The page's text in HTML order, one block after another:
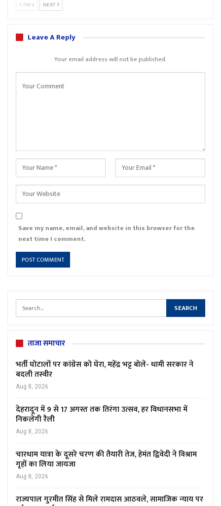
PREV NEXT
Leave A Reply
Your email address will not be published.
Save my name, email, and website in this browser for the
next time I comment.
ताजा समाचार
भर्ती घोटालों पर कांग्रेस को घेरा, महेंद्र भट्ट बोले- धामी सरकार ने
बदली तस्वीर
Aug 8, 2026
देहरादून में 9 से 17 अगस्त तक तिरंगा उत्सव, हर विधानसभा में
निकलेगी रैली
Aug 8, 2026
चारधाम यात्रा के दूसरे चरण की तैयारी तेज, हेमंत द्विवेदी ने विश्राम
गृहों का लिया जायजा
Aug 8, 2026
राज्यपाल गुरमीत सिंह से मिले रामदास आठवले, सामाजिक न्याय पर